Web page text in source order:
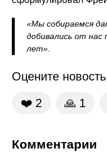
«Мы собираемся
добивались от нас
лет».
Оцените новость
❤️ 2 🙏 1
Комментарии